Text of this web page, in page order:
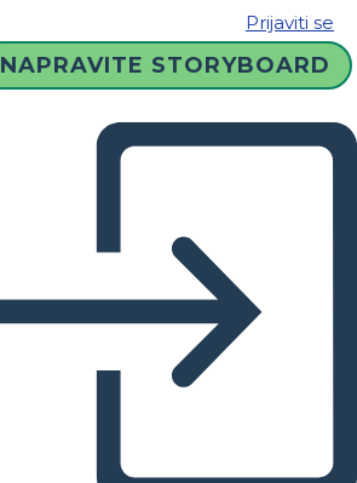
Prijaviti se
NAPRAVITE STORYBOARD